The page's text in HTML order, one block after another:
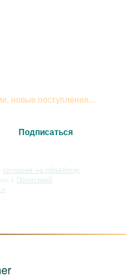
новые поступления...
согласие на обработку
с Политикой